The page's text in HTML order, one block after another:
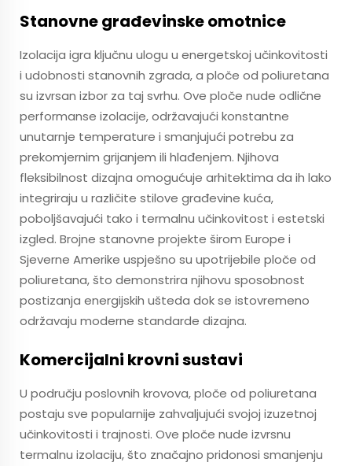
Stanovne građevinske omotnice
Izolacija igra ključnu ulogu u energetskoj učinkovitosti
i udobnosti stanovnih zgrada, a ploče od poliuretana
su izvrsan izbor za taj svrhu. Ove ploče nude odlične
performanse izolacije, održavajući konstantne
unutarnje temperature i smanjujući potrebu za
prekomjernim grijanjem ili hlađenjem. Njihova
fleksibilnost dizajna omogućuje arhitektima da ih lako
integriraju u različite stilove građevine kuća,
poboljšavajući tako i termalnu učinkovitost i estetski
izgled. Brojne stanovne projekte širom Europe i
Sjeverne Amerike uspješno su upotrijebile ploče od
poliuretana, što demonstrira njihovu sposobnost
postizanja energijskih ušteda dok se istovremeno
održavaju moderne standarde dizajna.
Komercijalni krovni sustavi
U području poslovnih krovova, ploče od poliuretana
postaju sve popularnije zahvaljujući svojoj izuzetnoj
učinkovitosti i trajnosti. Ove ploče nude izvrsnu
termalnu izolaciju, što značajno pridonosi smanjenju